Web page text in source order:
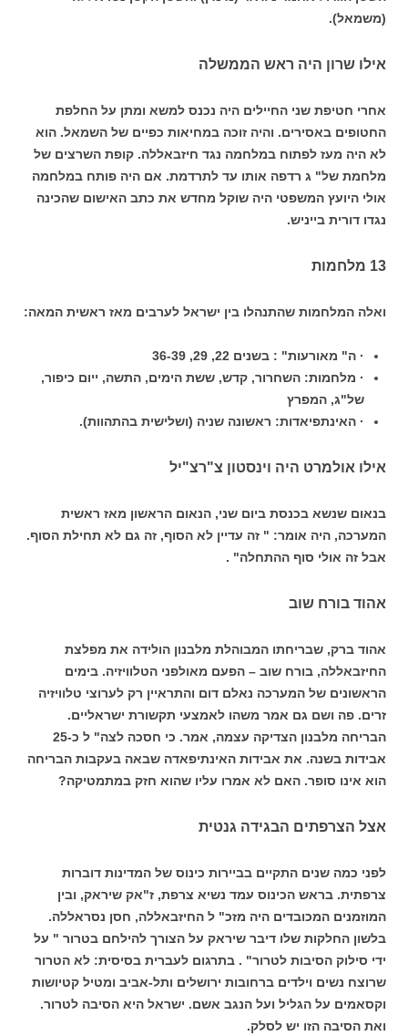
(משמאל).
אילו שרון היה ראש הממשלה
אחרי חטיפת שני החיילים היה נכנס למשא ומתן על החלפת
החטופים באסירים. והיה זוכה במחיאות כפיים של השמאל. הוא
לא היה מעז לפתוח במלחמה נגד חיזבאללה. קופת השרצים של
מלחמת של" ג רדפה אותו עד לתרדמת. אם היה פותח במלחמה
אולי היועץ המשפטי היה שוקל מחדש את כתב האישום שהכינה
נגדו דורית בייניש.
13 מלחמות
ואלה המלחמות שהתנהלו בין ישראל לערבים מאז ראשית המאה:
· ה" מאורעות" : בשנים 22, 29, 36-39
· מלחמות: השחרור, קדש, ששת הימים, התשה, ייום כיפור,
של"ג, המפרץ
· האינתפיאדות: ראשונה שניה (ושלישית בהתהוות).
אילו אולמרט היה וינסטון צ"רצ"יל
בנאום שנשא בכנסת ביום שני, הנאום הראשון מאז ראשית
המערכה, היה אומר: " זה עדיין לא הסוף, זה גם לא תחילת הסוף.
אבל זה אולי סוף ההתחלה" .
אהוד בורח שוב
אהוד ברק, שבריחתו המבוהלת מלבנון הולידה את מפלצת
החיזבאללה, בורח שוב – הפעם מאולפני הטלוויזיה. בימים
הראשונים של המערכה נאלם דום והתראיין רק לערוצי טלוויזיה
זרים. פה ושם גם אמר משהו לאמצעי תקשורת ישראליים.
הבריחה מלבנון הצדיקה עצמה, אמר. כי חסכה לצה" ל כ-25
אבידות בשנה. את אבידות האינתיפאדה שבאה בעקבות הבריחה
הוא אינו סופר. האם לא אמרו עליו שהוא חזק במתמטיקה?
אצל הצרפתים הבגידה גנטית
לפני כמה שנים התקיים בביירות כינוס של המדינות דוברות
צרפתית. בראש הכינוס עמד נשיא צרפת, ז"אק שיראק, ובין
המוזמנים המכובדים היה מזכ" ל החיזבאללה, חסן נסראללה.
בלשון החלקות שלו דיבר שיראק על הצורך להילחם בטרור " על
ידי סילוק הסיבות לטרור" . בתרגום לעברית בסיסית: לא הטרור
שרוצח נשים וילדים ברחובות ירושלים ותל-אביב ומטיל קטיושות
וקסאמים על הגליל ועל הנגב אשם. ישראל היא הסיבה לטרור.
ואת הסיבה הזו יש לסלק.